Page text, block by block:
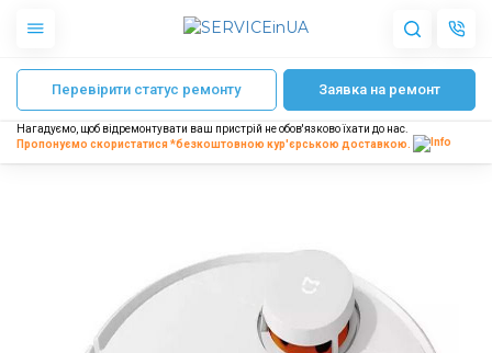
Apple
Гаджети
Акустика
Доставка і оплата
Перевірити статус ремонту Заявка на ремонт
Нагадуємо, щоб відремонтувати ваш пристрій не обов'язково їхати до нас.
Пропонуємо скористатися *безкоштовною кур'єрською доставкою.
Головна Ремонт роботів пилососів Ремонт робота пилососа LG